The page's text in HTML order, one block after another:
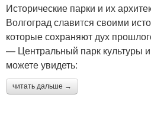
Исторические парки и их
Волгоград славится своими
которые сохраняют дух
— Центральный парк культуры
можете увидеть:
читать дальше →